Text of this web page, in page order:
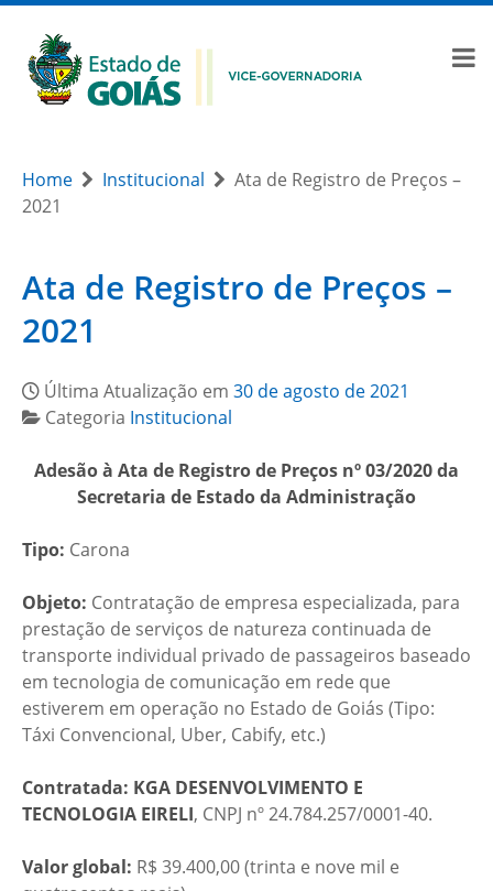
Home Institucional
Ata de Registro de Preços –
2021
Ata de Registro de Preços –
2021
Última Atualização em 30 de agosto de 2021
Categoria Institucional
Adesão à Ata de Registro de Preços nº 03/2020 da
Secretaria de Estado da Administração
Tipo: Carona
Objeto: Contratação de empresa especializada, para
prestação de serviços de natureza continuada de
transporte individual privado de passageiros baseado
em tecnologia de comunicação em rede que
estiverem em operação no Estado de Goiás (Tipo:
Táxi Convencional, Uber, Cabify, etc.)
Contratada: KGA DESENVOLVIMENTO E
TECNOLOGIA EIRELI, CNPJ nº 24.784.257/0001-40.
Valor global: R$ 39.400,00 (trinta e nove mil e